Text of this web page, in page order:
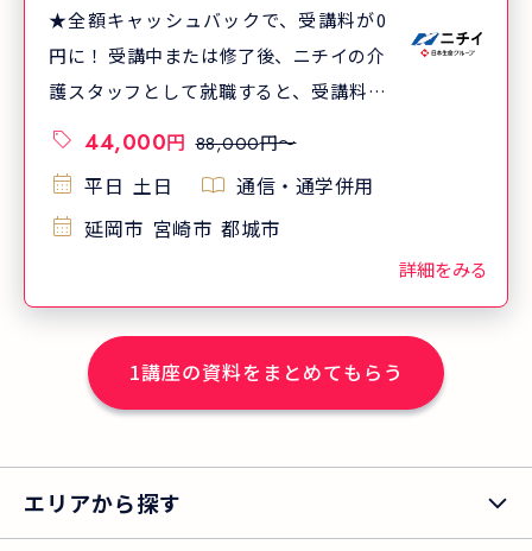
★全額キャッシュバックで、受講料が0
円に！ 受講中または修了後、ニチイの介
護スタッフとして就職すると、受講料を
全額返金する「受講料キャッシュバック
制度」をご利用いただけます。さらに、
入社お祝い金も支給！ ※課税対象になり
ます。条件あり。 ※制度の詳細は、資料
定の採用選考あり。 ★「ニチイの講座で
学んで良かった」と答えた講座修了生の
割合は、93.1%！多くの方にご満足いた
だいています。 ＊ニチイの介護職員初任
足」「満足」と回答した講座修了生の割
44,000円 88,000円〜
平日 土日
通信・通学併用
延岡市 宮崎市 都城市
詳細をみる
1講座の資料をまとめてもらう
エリアから探す